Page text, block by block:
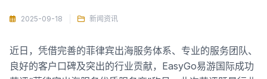
2025-09-18 新闻资讯
近日，凭借完善的菲律宾出海服务体系、专业的服务团队、
良好的客户口碑及突出的行业贡献，EasyGo易游国际成功